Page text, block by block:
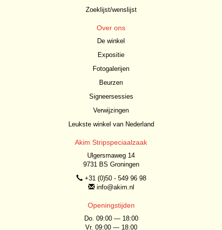
Zoeklijst/wenslijst
Over ons
De winkel
Expositie
Fotogalerijen
Beurzen
Signeersessies
Verwijzingen
Leukste winkel van Nederland
Akim Stripspeciaalzaak
Ulgersmaweg 14
9731 BS Groningen
+31 (0)50 - 549 96 98
info@akim.nl
Openingstijden
Do. 09:00 — 18:00
Vr. 09:00 — 18:00